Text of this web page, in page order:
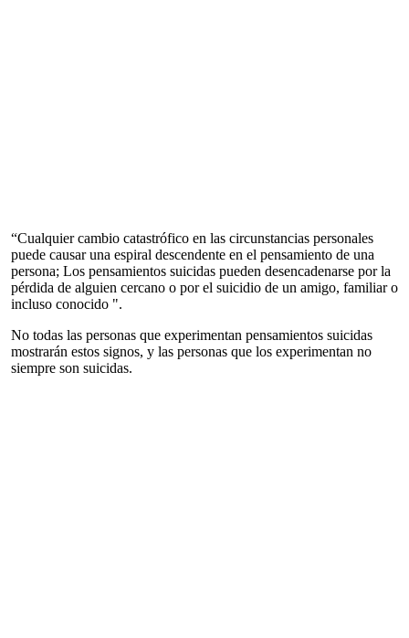
“Cualquier cambio catastrófico en las circunstancias personales
puede causar una espiral descendente en el pensamiento de una
persona; Los pensamientos suicidas pueden desencadenarse por la
pérdida de alguien cercano o por el suicidio de un amigo, familiar o
incluso conocido ".
No todas las personas que experimentan pensamientos suicidas
mostrarán estos signos, y las personas que los experimentan no
siempre son suicidas.